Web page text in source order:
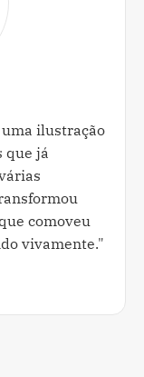
ilustração
que já
comoveu
vivamente."